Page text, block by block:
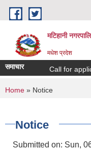
Skip to main content
मटिहानी
मधेश प्रदेश
समाचार Call for
You are here
Home » Notice
Notice
Submitted on: Sun,